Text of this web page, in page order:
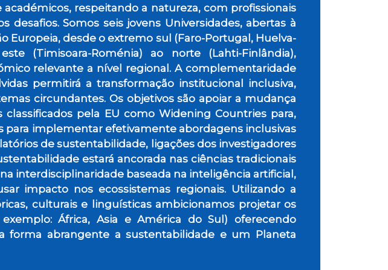
respeitando a natureza, com profissionais
desafios. Somos seis jovens Universidades, abertas à
Europeia, desde o extremo sul (Faro-Portugal, Huelva-
(Timisoara-Roménia) ao norte (Lahti-Finlândia),
relevante a nível regional. A complementaridade
permitirá a transformação institucional inclusiva,
circundantes. Os objetivos são apoiar a mudança
pela EU como Widening Countries para,
para implementar efetivamente abordagens inclusivas
de sustentabilidade, ligações dos investigadores
estará ancorada nas ciências tradicionais
interdisciplinaridade baseada na inteligência artificial,
impacto nos ecossistemas regionais. Utilizando a
culturais e linguísticas ambicionamos projetar os
África, Asia e América do Sul) oferecendo
abrangente a sustentabilidade e um Planeta